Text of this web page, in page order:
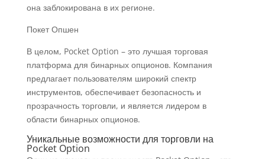
она заблокирована в их регионе.
Покет Опшен
В целом, Pocket Option – это лучшая торговая
платформа для бинарных опционов. Компания
предлагает пользователям широкий спектр
инструментов, обеспечивает безопасность и
прозрачность торговли, и является лидером в
области бинарных опционов.
Уникальные возможности для торговли на
Pocket Option